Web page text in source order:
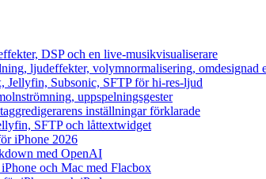
DSP och en live-musikvisualiserare
ljudeffekter, volymnormalisering, omdesignad
Jellyfin, Subsonic, SFTP för hi-res-ljud
uppspelningsgester
inställningar förklarade
SFTP och låttextwidget
iPhone 2026
med OpenAI
och Mac med Flacbox